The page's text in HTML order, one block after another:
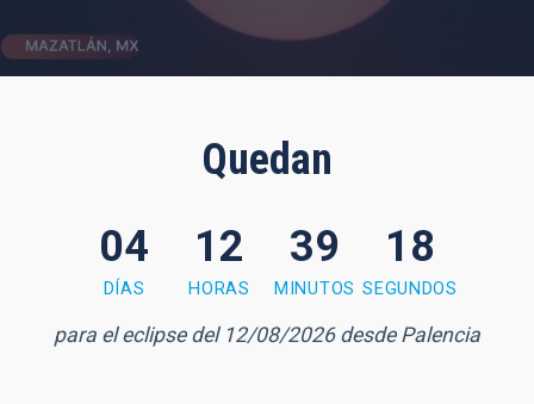
Quedan
17 seconds
04
DÍAS
12
HORAS
39
MINUTOS
17
SEGUNDOS
para el eclipse del 12/08/2026 desde Palencia